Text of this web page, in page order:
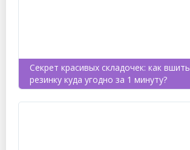
Секрет красивых складочек: как вшить
резинку куда угодно за 1 минуту?